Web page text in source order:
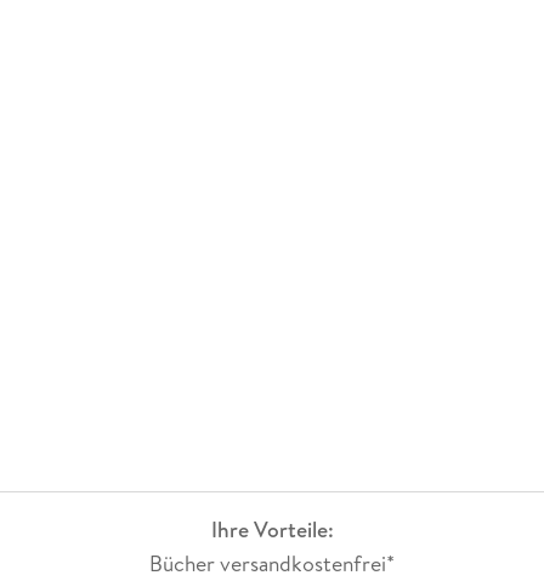
Ihre Vorteile:
Bücher versandkostenfrei*